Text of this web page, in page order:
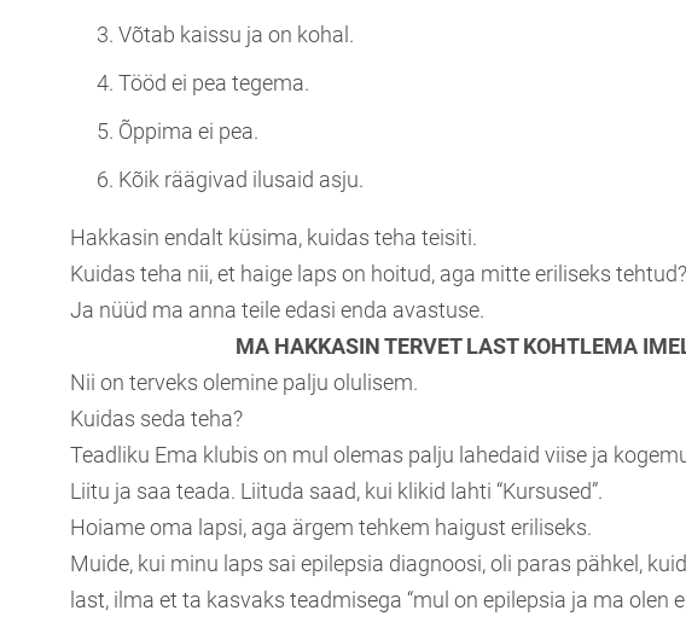
Võtab kaissu ja on kohal.
Tööd ei pea tegema.
Õppima ei pea.
Kõik räägivad ilusaid asju.
Hakkasin endalt küsima, kuidas teha teisiti.
Kuidas teha nii, et haige laps on hoitud, aga mitte eriliseks tehtud?
Ja nüüd ma anna teile edasi enda avastuse.
MA HAKKASIN TERVET LAST KOHTLEMA
Nii on terveks olemine palju olulisem.
Kuidas seda teha?
Teadliku Ema klubis on mul olemas palju lahedaid viise ja
Liitu ja saa teada. Liituda saad, kui klikid lahti “Kursused”.
Hoiame oma lapsi, aga ärgem tehkem haigust eriliseks.
Muide, kui minu laps sai epilepsia diagnoosi, oli paras pähkel,
last, ilma et ta kasvaks teadmisega “mul on epilepsia ja ma olen